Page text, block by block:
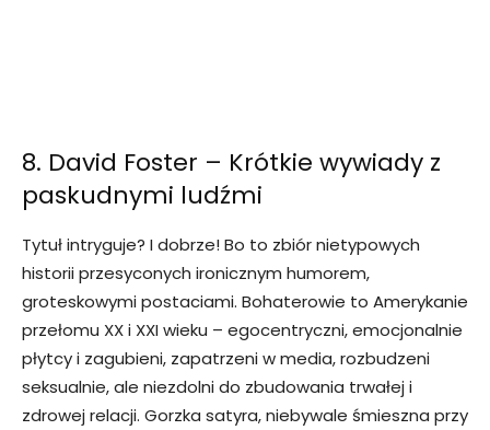
8. David Foster – Krótkie wywiady z
paskudnymi ludźmi
Tytuł intryguje? I dobrze! Bo to zbiór nietypowych
historii przesyconych ironicznym humorem,
groteskowymi postaciami. Bohaterowie to Amerykanie
przełomu XX i XXI wieku – egocentryczni, emocjonalnie
płytcy i zagubieni, zapatrzeni w media, rozbudzeni
seksualnie, ale niezdolni do zbudowania trwałej i
zdrowej relacji. Gorzka satyra, niebywale śmieszna przy